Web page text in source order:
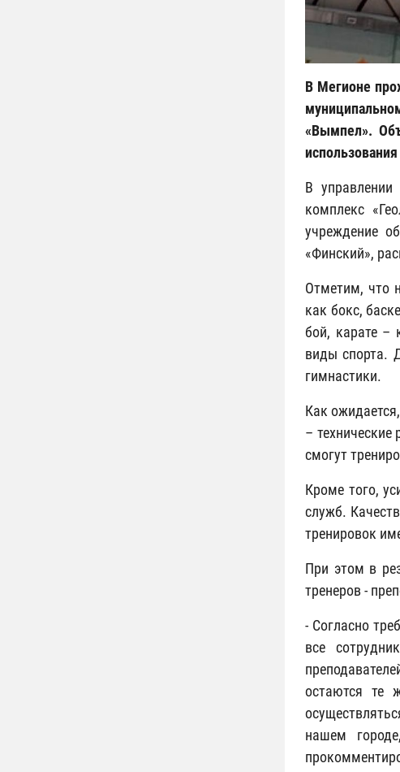
В Мегионе
«Вымпел».
В управлении
комплекс
учреждение
«Финский»,
Отметим, что
как бокс,
бой, карате –
виды спорта.
гимнастики.
Как
–
смогут
Кроме того,
служб.
тренировок
При этом в
тренеров -
- Согласно
все
остаются те
нашем